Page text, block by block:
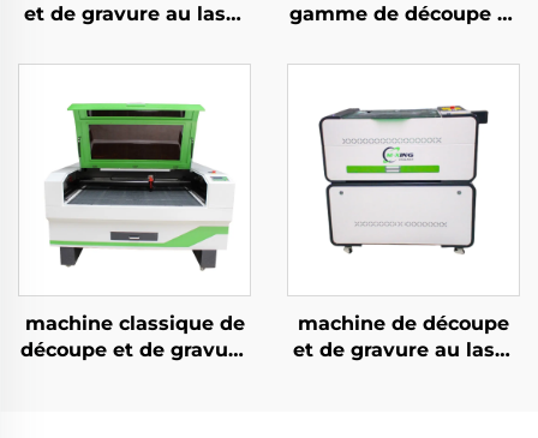
et de gravure au laser
magnétique 1325,
gamme de découpe et
CO2 1390 pour
machine classique de
découpe et de gravure
machine de découpe
et de gravure au laser